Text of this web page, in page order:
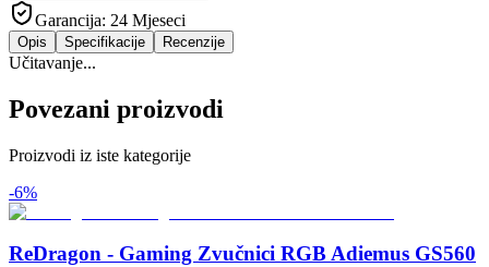
Garancija: 24 Mjeseci
Opis Specifikacije Recenzije
Učitavanje...
Povezani proizvodi
Proizvodi iz iste kategorije
-6%
ReDragon - Gaming Zvučnici RGB Adiemus GS560